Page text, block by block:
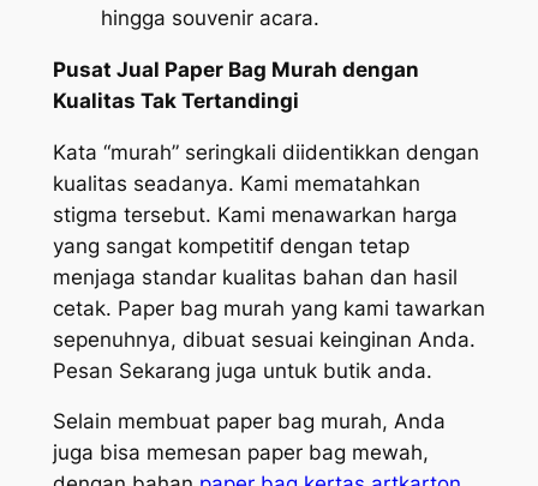
hingga souvenir acara.
Pusat Jual Paper Bag Murah dengan
Kualitas Tak Tertandingi
Kata “murah” seringkali diidentikkan dengan
kualitas seadanya. Kami mematahkan
stigma tersebut. Kami menawarkan harga
yang sangat kompetitif dengan tetap
menjaga standar kualitas bahan dan hasil
cetak. Paper bag murah yang kami tawarkan
sepenuhnya, dibuat sesuai keinginan Anda.
Pesan Sekarang juga untuk butik anda.
Selain membuat paper bag murah, Anda
juga bisa memesan paper bag mewah,